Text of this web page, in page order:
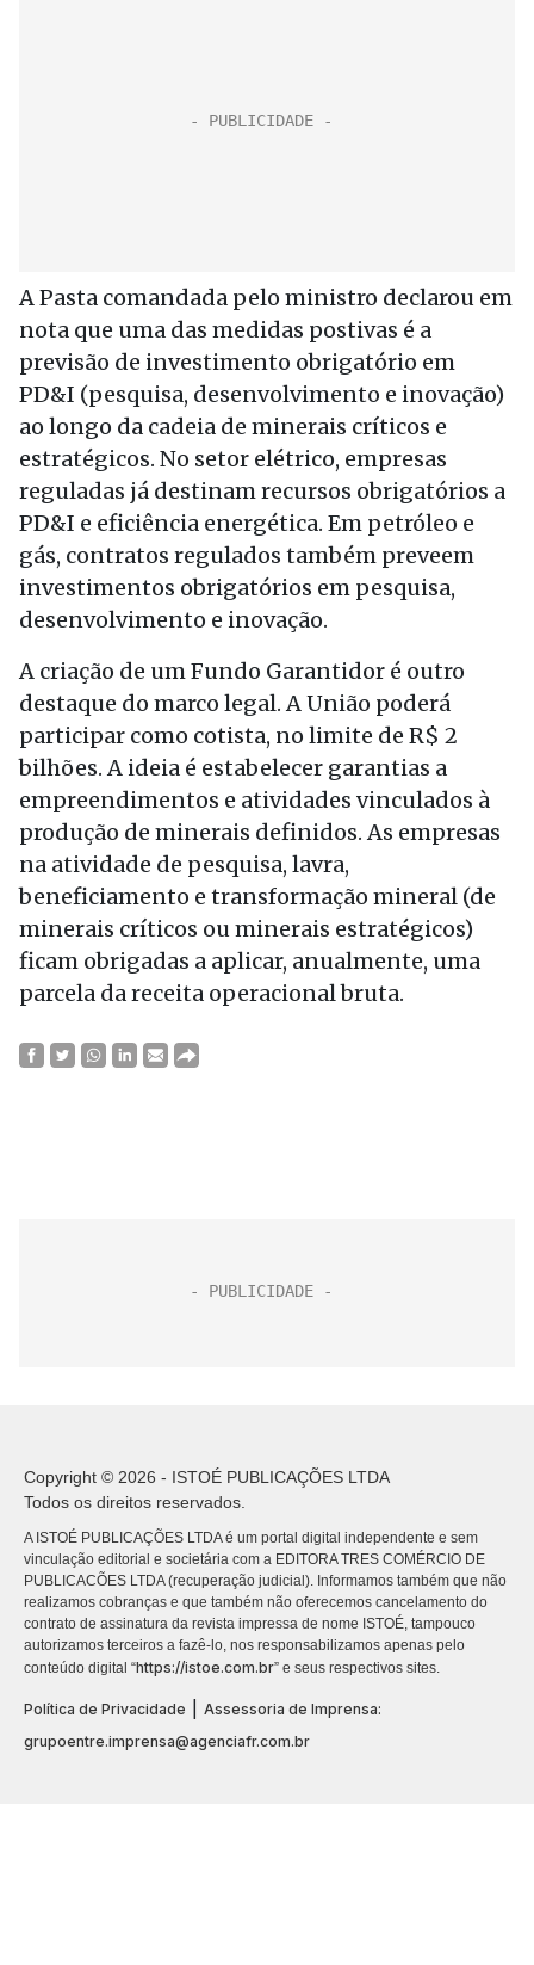
A Pasta comandada pelo ministro declarou em
nota que uma das medidas postivas é a
previsão de investimento obrigatório em
PD&I (pesquisa, desenvolvimento e inovação)
ao longo da cadeia de minerais críticos e
estratégicos. No setor elétrico, empresas
reguladas já destinam recursos obrigatórios a
PD&I e eficiência energética. Em petróleo e
gás, contratos regulados também preveem
investimentos obrigatórios em pesquisa,
desenvolvimento e inovação.
A criação de um Fundo Garantidor é outro
destaque do marco legal. A União poderá
participar como cotista, no limite de R$ 2
bilhões. A ideia é estabelecer garantias a
empreendimentos e atividades vinculados à
produção de minerais definidos. As empresas
na atividade de pesquisa, lavra,
beneficiamento e transformação mineral (de
minerais críticos ou minerais estratégicos)
ficam obrigadas a aplicar, anualmente, uma
parcela da receita operacional bruta.
Copyright © 2026 - ISTOÉ PUBLICAÇÕES LTDA
Todos os direitos reservados.
A ISTOÉ PUBLICAÇÕES LTDA é um portal digital independente e sem
vinculação editorial e societária com a EDITORA TRES COMÉRCIO DE
PUBLICACÕES LTDA (recuperação judicial). Informamos também que não
realizamos cobranças e que também não oferecemos cancelamento do
contrato de assinatura da revista impressa de nome ISTOÉ, tampouco
autorizamos terceiros a fazê-lo, nos responsabilizamos apenas pelo
conteúdo digital “https://istoe.com.br” e seus respectivos sites.
Política de Privacidade
Assessoria de Imprensa:
grupoentre.imprensa@agenciafr.com.br